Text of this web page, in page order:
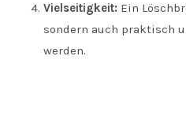
Vielseitigkeit: Ein
sondern auch praktisch
werden.